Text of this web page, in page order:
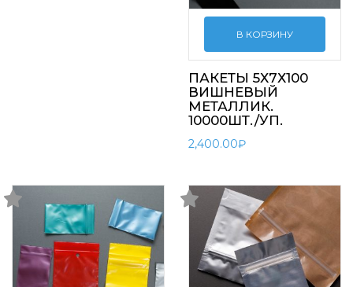
В КОРЗИНУ
ПАКЕТЫ 5Х7Х100
ВИШНЕВЫЙ
МЕТАЛЛИК.
10000ШТ./УП.
2,400.00₽